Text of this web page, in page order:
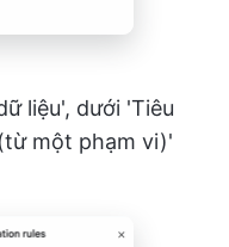
liệu', dưới 'Tiêu
một phạm vi)'